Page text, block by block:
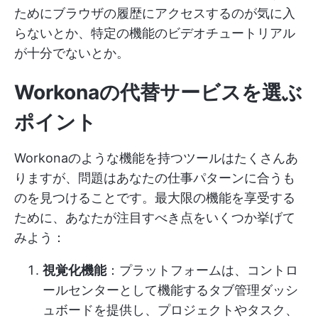
ためにブラウザの履歴にアクセスするのが気に入
らないとか、特定の機能のビデオチュートリアル
が十分でないとか。
Workonaの代替サービスを選ぶ
ポイント
Workonaのような機能を持つツールはたくさんあ
りますが、問題はあなたの仕事パターンに合うも
のを見つけることです。最大限の機能を享受する
ために、あなたが注目すべき点をいくつか挙げて
みよう：
視覚化機能：プラットフォームは、コントロ
ールセンターとして機能するタブ管理ダッシ
ュボードを提供し、プロジェクトやタスク、